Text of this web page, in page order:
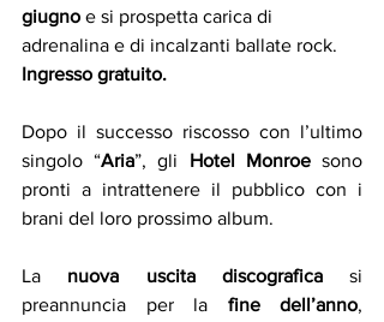
giugno e si prospetta carica di
adrenalina e di incalzanti ballate rock.
Ingresso gratuito.
Dopo il successo riscosso con l’ultimo
singolo “Aria”, gli Hotel Monroe sono
pronti a intrattenere il pubblico con i
brani del loro prossimo album.
La nuova uscita discografica si
preannuncia per la fine dell’anno,